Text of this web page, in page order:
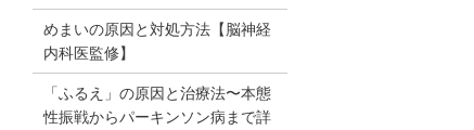
めまいの原因と対処方法【脳神経
内科医監修】
「ふるえ」の原因と治療法〜本態
性振戦からパーキンソン病まで詳